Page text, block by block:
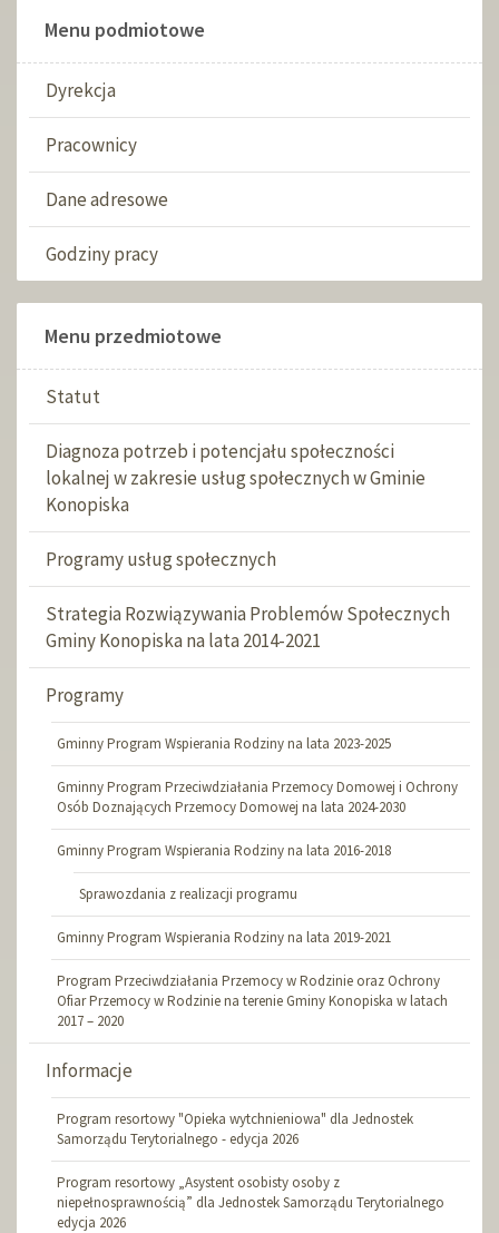
Menu podmiotowe
Dyrekcja
Pracownicy
Dane adresowe
Godziny pracy
Menu przedmiotowe
Statut
Diagnoza potrzeb i potencjału społeczności
lokalnej w zakresie usług społecznych w Gminie
Konopiska
Programy usług społecznych
Strategia Rozwiązywania Problemów Społecznych
Gminy Konopiska na lata 2014-2021
Programy
Gminny Program Wspierania Rodziny na lata 2023-2025
Gminny Program Przeciwdziałania Przemocy Domowej i Ochrony
Osób Doznających Przemocy Domowej na lata 2024-2030
Gminny Program Wspierania Rodziny na lata 2016-2018
Sprawozdania z realizacji programu
Gminny Program Wspierania Rodziny na lata 2019-2021
Program Przeciwdziałania Przemocy w Rodzinie oraz Ochrony
Ofiar Przemocy w Rodzinie na terenie Gminy Konopiska w latach
2017 – 2020
Informacje
Program resortowy "Opieka wytchnieniowa" dla Jednostek
Samorządu Terytorialnego - edycja 2026
Program resortowy „Asystent osobisty osoby z
niepełnosprawnością” dla Jednostek Samorządu Terytorialnego
edycja 2026